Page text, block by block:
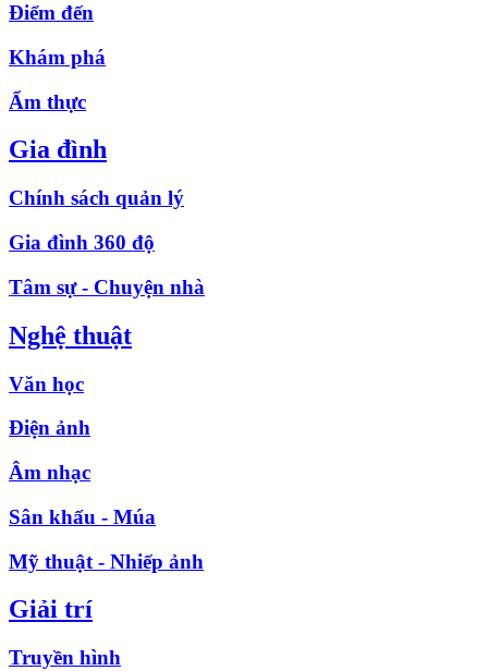
Điểm đến
Khám phá
Ẩm thực
Gia đình
Chính sách quản lý
Gia đình 360 độ
Tâm sự - Chuyện nhà
Nghệ thuật
Văn học
Điện ảnh
Âm nhạc
Sân khấu - Múa
Mỹ thuật - Nhiếp ảnh
Giải trí
Truyền hình